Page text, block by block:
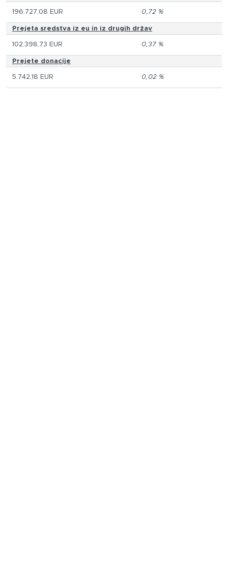
196.727,08 EUR 0,72 %
Prejeta sredstva iz eu in iz drugih držav
102.398,73 EUR 0,37 %
Prejete donacije
5.742,18 EUR 0,02 %